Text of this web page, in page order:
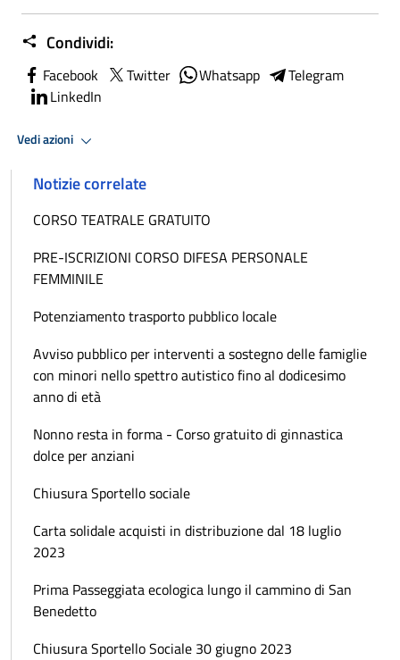
Condividi:
Facebook Twitter Whatsapp
Telegram
LinkedIn
Vedi azioni
Notizie correlate
CORSO TEATRALE GRATUITO
PRE-ISCRIZIONI CORSO DIFESA PERSONALE
FEMMINILE
Potenziamento trasporto pubblico locale
Avviso pubblico per interventi a sostegno delle famiglie
con minori nello spettro autistico fino al dodicesimo
anno di età
Nonno resta in forma - Corso gratuito di ginnastica
dolce per anziani
Chiusura Sportello sociale
Carta solidale acquisti in distribuzione dal 18 luglio
2023
Prima Passeggiata ecologica lungo il cammino di San
Benedetto
Chiusura Sportello Sociale 30 giugno 2023